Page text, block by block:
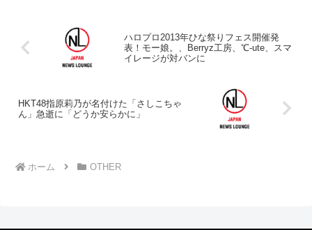
ハロプロ2013年ひな祭りフェス開催発
表！モー娘。、Berryz工房、℃-ute、スマ
イレージが対バンに
HKT48指原莉乃が名付けた「さしこちゃ
ん」急逝に「どうか安らかに」
ホーム OTHER